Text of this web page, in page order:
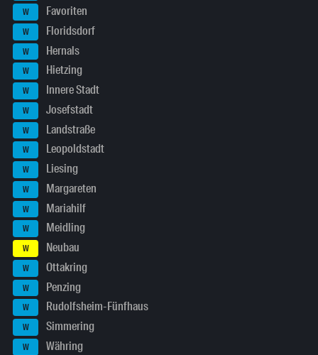
W Favoriten
W Floridsdorf
W Hernals
W Hietzing
W Innere Stadt
W Josefstadt
W Landstraße
W Leopoldstadt
W Liesing
W Margareten
W Mariahilf
W Meidling
W Neubau
W Ottakring
W Penzing
W Rudolfsheim-Fünfhaus
W Simmering
W Währing